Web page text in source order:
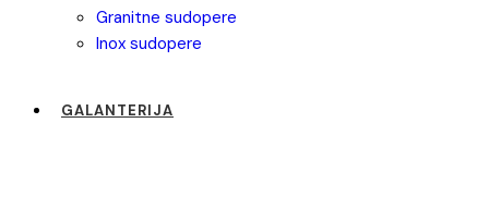
granitne sudopere
inox sudopere
GALANTERIJA